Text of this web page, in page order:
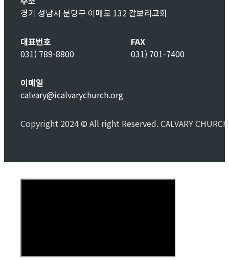
경기 성남시 분당구 이매로 132 갈보리교회
대표번호
031) 789-8800
FAX
031) 701-7400
이메일
calvary@icalvarychurch.org
Copyright 2024 © All right Reserved. CALVARY CHURCH